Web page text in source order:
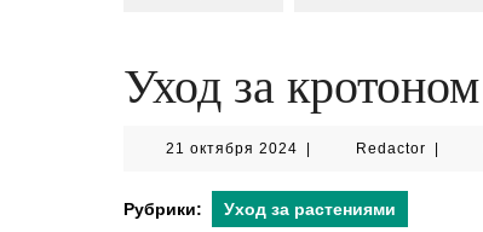
Уход за
21 октября 2024 21
2024
Redactor
Рубрики: Уход за растениями